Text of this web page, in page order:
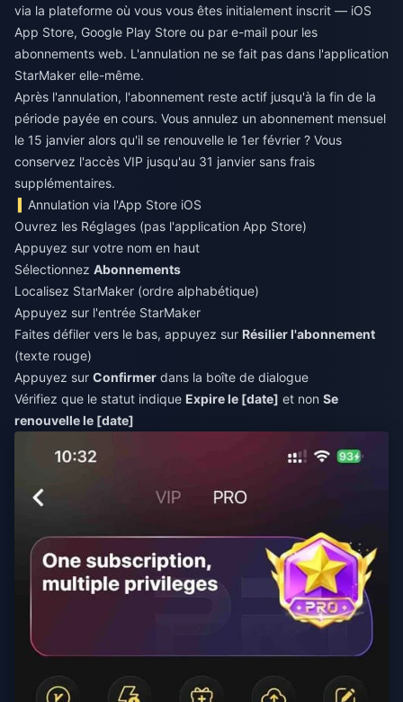
via la plateforme où vous vous êtes initialement inscrit — iOS
App Store, Google Play Store ou par e-mail pour les
abonnements web. L'annulation ne se fait pas dans l'application
StarMaker elle-même.
Après l'annulation, l'abonnement reste actif jusqu'à la fin de la
période payée en cours. Vous annulez un abonnement mensuel
le 15 janvier alors qu'il se renouvelle le 1er février ? Vous
conservez l'accès VIP jusqu'au 31 janvier sans frais
supplémentaires.
Annulation via l'App Store iOS
Ouvrez les Réglages (pas l'application App Store)
Appuyez sur votre nom en haut
Sélectionnez Abonnements
Localisez StarMaker (ordre alphabétique)
Appuyez sur l'entrée StarMaker
Faites défiler vers le bas, appuyez sur Résilier l'abonnement
(texte rouge)
Appuyez sur Confirmer dans la boîte de dialogue
Vérifiez que le statut indique Expire le [date] et non Se
renouvelle le [date]